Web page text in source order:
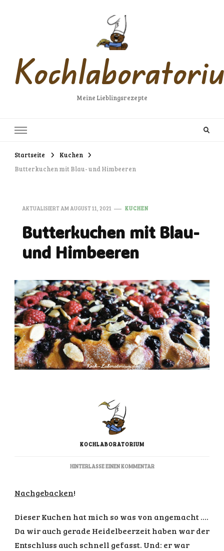
Meine Lieblingsrezepte
Startseite
Kuchen
Butterkuchen mit Blau- und Himbeeren
AKTUALISIERT AMAUGUST 11, 2021 KUCHEN
Butterkuchen mit Blau-
und Himbeeren
KOCHLABORATORIUM
HINTERLASSE EINEN KOMMENTARZU
Nachgebacken!
Dieser Kuchen hat mich so was von angemacht ….
Da wir auch gerade Heidelbeerzeit haben war der
Entschluss auch schnell gefasst. Und: er war